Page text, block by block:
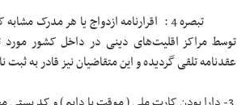
تبصره 4 : اقرارنامه ازدواج یا هر مدرک
توسط مراکز اقلیت‌های دینی در داخل کشور مورد
عقدنامه تلقی گردیده و این متقاضیان نیز قادر به ثبت